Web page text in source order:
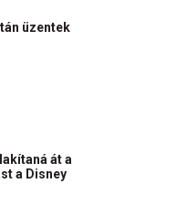
üzentek
át a
a Disney